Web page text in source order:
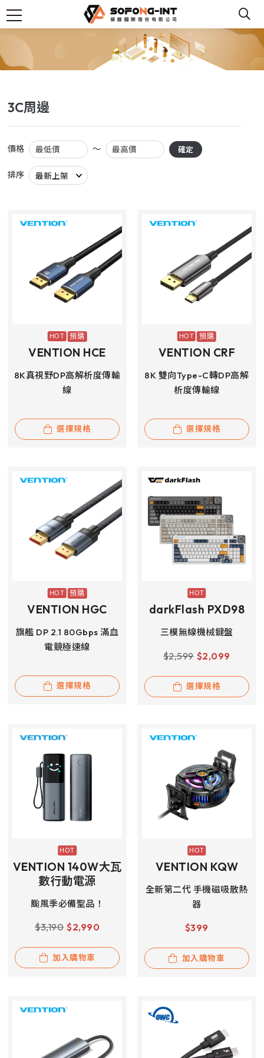
3C周邊
價格 ～ 確定
排序
預購
VENTION HCE
8K真視野DP高解析度傳輸
線
選擇規格
預購
VENTION CRF
8K 雙向Type-C轉DP高解
析度傳輸線
選擇規格
預購
VENTION HGC
旗艦 DP 2.1 80Gbps 滿血
電競極速線
選擇規格
darkFlash PXD98
三模無線機械鍵盤
$2,599 $2,099
選擇規格
VENTION 140W大瓦
數行動電源
颱風季必備聖品！
$3,190 $2,990
加入購物車
VENTION KQW
全新第二代 手機磁吸散熱
器
$399
加入購物車